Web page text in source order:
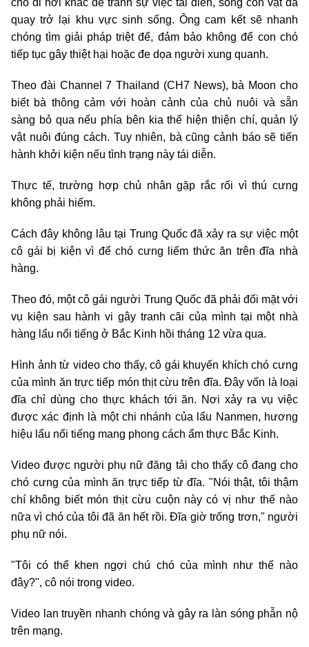
quay trở lại khu vực sinh sống. Ông cam kết sẽ nhanh
chóng tìm giải pháp triệt để, đảm bảo không để con chó
tiếp tục gây thiệt hại hoặc đe dọa người xung quanh.
Theo đài Channel 7 Thailand (CH7 News), bà Moon cho
biết bà thông cảm với hoàn cảnh của chủ nuôi và sẵn
sàng bỏ qua nếu phía bên kia thể hiện thiện chí, quản lý
vật nuôi đúng cách. Tuy nhiên, bà cũng cảnh báo sẽ tiến
hành khởi kiện nếu tình trạng này tái diễn.
Thực tế, trường hợp chủ nhân gặp rắc rối vì thú cưng
không phải hiếm.
Cách đây không lâu tại Trung Quốc đã xảy ra sự việc một
cô gái bị kiện vì để chó cưng liếm thức ăn trên đĩa nhà
hàng.
Theo đó, một cô gái người Trung Quốc đã phải đối mặt với
vụ kiện sau hành vi gây tranh cãi của mình tại một nhà
hàng lẩu nổi tiếng ở Bắc Kinh hồi tháng 12 vừa qua.
Hình ảnh từ video cho thấy, cô gái khuyến khích chó cưng
của mình ăn trực tiếp món thịt cừu trên đĩa. Đây vốn là loại
đĩa chỉ dùng cho thực khách tới ăn. Nơi xảy ra vụ việc
được xác định là một chi nhánh của lẩu Nanmen, hương
hiệu lẩu nổi tiếng mang phong cách ẩm thực Bắc Kinh.
Video được người phụ nữ đăng tải cho thấy cô đang cho
chó cưng của mình ăn trực tiếp từ đĩa. "Nói thật, tôi thậm
chí không biết món thịt cừu cuộn này có vị như thế nào
nữa vì chó của tôi đã ăn hết rồi. Đĩa giờ trống trơn," người
phụ nữ nói.
"Tôi có thể khen ngợi chú chó của mình như thế nào
đây?", cô nói trong video.
Video lan truyền nhanh chóng và gây ra làn sóng phẫn nộ
trên mạng.